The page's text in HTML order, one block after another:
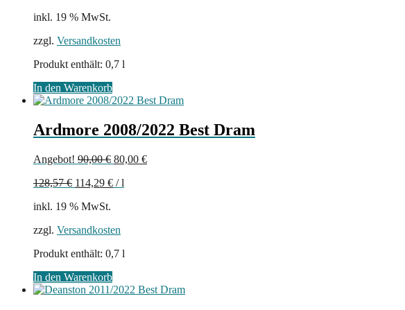
inkl. 19 % MwSt.
zzgl. Versandkosten
Produkt enthält: 0,7 l
In den Warenkorb
Ardmore 2008/2022 Best Dram
Angebot! 90,00€ Ursprünglicher
war:
80,00 €Aktueller
128,57€ 114,29 € /l
inkl. 19 % MwSt.
zzgl. Versandkosten
Produkt enthält: 0,7 l
In den Warenkorb